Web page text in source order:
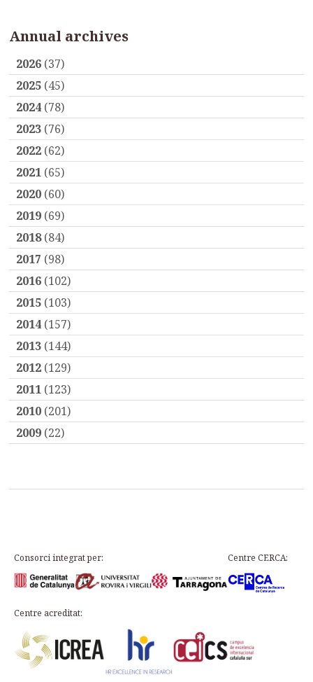
Annual archives
2026 (37)
2025 (45)
2024 (78)
2023 (76)
2022 (62)
2021 (65)
2020 (60)
2019 (69)
2018(84)
2017 (98)
2016 (102)
2015 (103)
2014 (157)
2013 (144)
2012 (129)
2011 (123)
2010 (201)
2009 (22)
Consorci integrat per: Centre CERCA:
Centre acreditat: